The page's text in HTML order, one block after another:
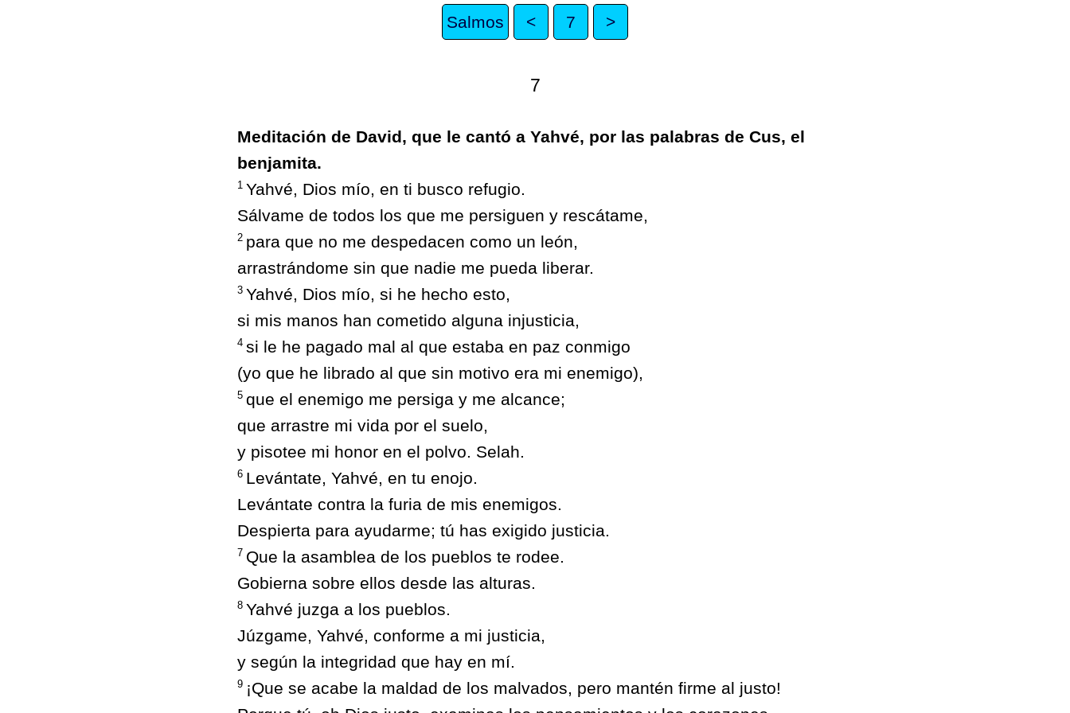
Salmos < 7 >
7
Meditación de David, que le cantó a Yahvé, por las palabras de Cus, el
benjamita.
1 Yahvé, Dios mío, en ti busco refugio.
Sálvame de todos los que me persiguen y rescátame,
2 para que no me despedacen como un león,
arrastrándome sin que nadie me pueda liberar.
3 Yahvé, Dios mío, si he hecho esto,
si mis manos han cometido alguna injusticia,
4 si le he pagado mal al que estaba en paz conmigo
(yo que he librado al que sin motivo era mi enemigo),
5 que el enemigo me persiga y me alcance;
que arrastre mi vida por el suelo,
y pisotee mi honor en el polvo. Selah.
6 Levántate, Yahvé, en tu enojo.
Levántate contra la furia de mis enemigos.
Despierta para ayudarme; tú has exigido justicia.
7 Que la asamblea de los pueblos te rodee.
Gobierna sobre ellos desde las alturas.
8 Yahvé juzga a los pueblos.
Júzgame, Yahvé, conforme a mi justicia,
y según la integridad que hay en mí.
9 ¡Que se acabe la maldad de los malvados, pero mantén firme al justo!